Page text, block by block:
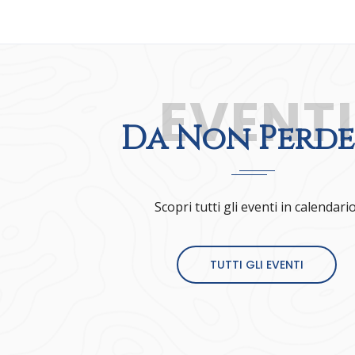
Da Non
EVENTI
Scopri tutti gli eventi in
TUTTI GLI EVENTI